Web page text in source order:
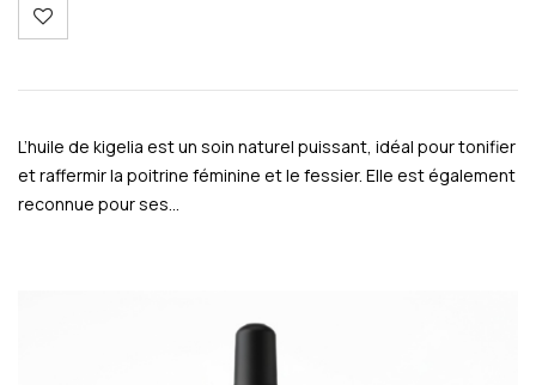
L’huile de kigelia est un soin naturel puissant, idéal pour tonifier
et raffermir la poitrine féminine et le fessier. Elle est également
reconnue pour ses…